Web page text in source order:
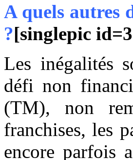
A quels autres
?[singlepic
Les inégalités
défi non
(TM), non
franchises, les
encore parfois